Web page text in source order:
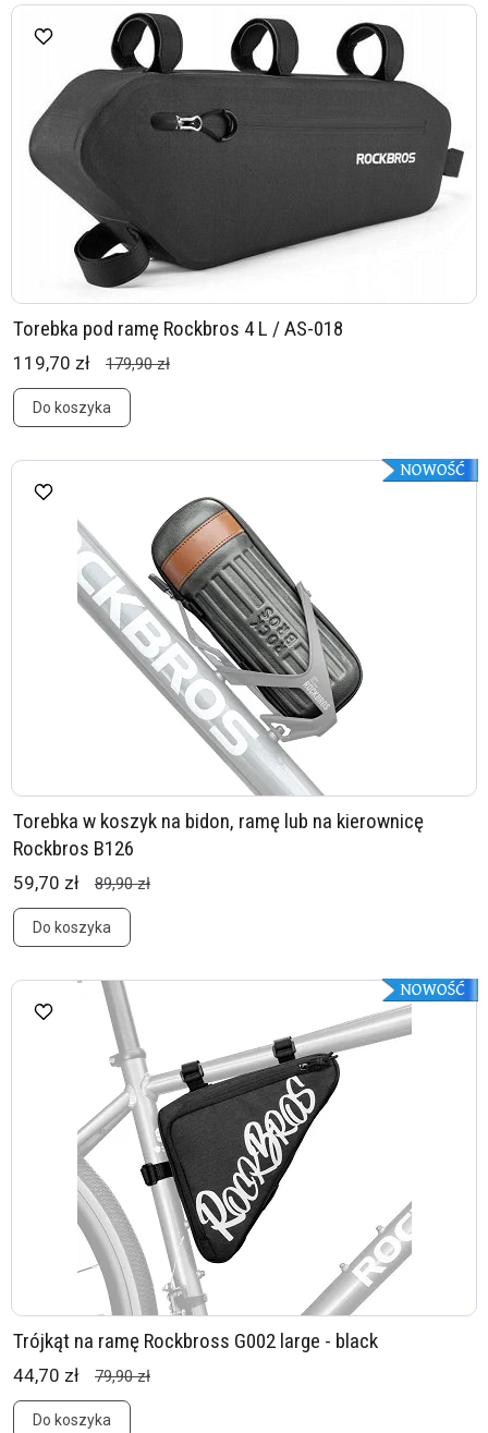
Torebka pod ramę Rockbros 4 L / AS-018
119,70 zł 179,90 zł
Do koszyka
Torebka w koszyk na bidon, ramę lub na kierownicę
Rockbros B126
59,70 zł 89,90 zł
Do koszyka
Trójkąt na ramę Rockbross G002 large - black
44,70 zł 79,90 zł
Do koszyka